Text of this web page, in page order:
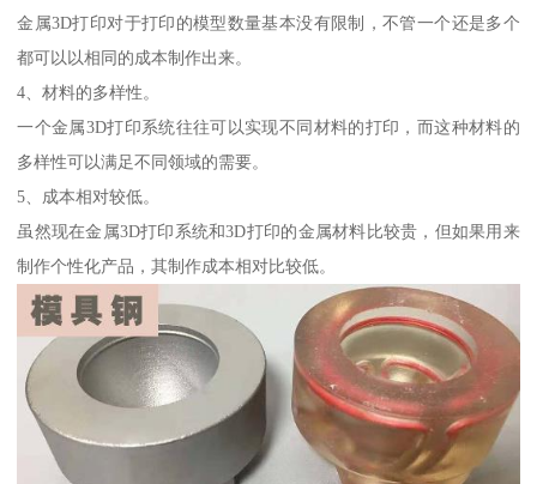
金属3D打印对于打印的模型数量基本没有限制，不管一个还是多个
都可以以相同的成本制作出来。
4、材料的多样性。
一个金属3D打印系统往往可以实现不同材料的打印，而这种材料的
多样性可以满足不同领域的需要。
5、成本相对较低。
虽然现在金属3D打印系统和3D打印的金属材料比较贵，但如果用来
制作个性化产品，其制作成本相对比较低。